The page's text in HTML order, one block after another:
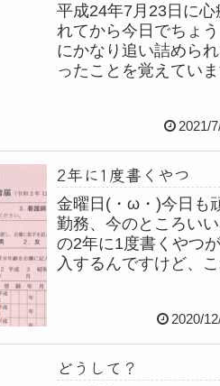
平成24年7月23日に
れてから今日でちょ
にかなり追い詰めら
ったことを覚えてい
2021/
2年に1度書くやつ
金曜日(・ω・)今日も
勤務、今のところい
の2年に1度書くやつ
入するんですけど、
2020/
どうして？